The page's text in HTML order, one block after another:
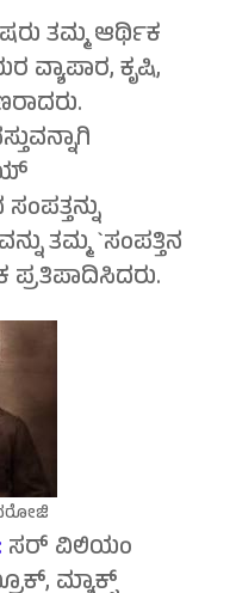
ತಮ್ಮ ಆರ್ಥಿಕ
ಕೃಷಿ,
ತಮ್ಮ `ಸಂಪತ್ತಿನ
ಸರ್ ವಿಲಿಯಂ
ಮ್ಯಾಕ್ಸ್